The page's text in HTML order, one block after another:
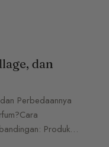
dan
Perbedaannya
Produk…